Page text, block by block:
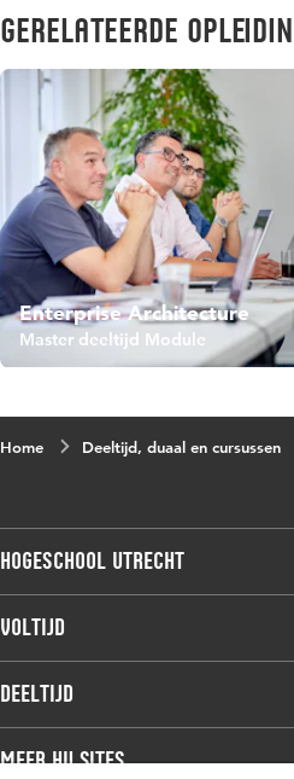
Gerelateerde
Enterprise Architecture
Master deeltijd Module
Home Deeltijd, duaal en cursussen
Hogeschool Utrecht
Voltijdopleidingen
Onderzoek
Voltijd
Associate degree
Master
Deeltijd
Associate degree
Meer HU sites